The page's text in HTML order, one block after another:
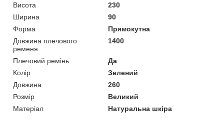
Висота
230
Ширина
90
Форма
Прямокутна
Довжина плечового
ременя
1400
Плечовий ремінь
Да
Колір
Зелений
Довжина
260
Розмір
Великий
Матеріал
Натуральна шкіра